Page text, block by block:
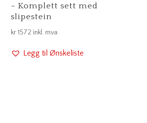
– Komplett sett med
slipestein
kr1572 inkl. mva
Legg til Ønskeliste